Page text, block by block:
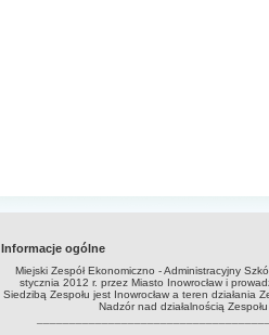
Informacje ogólne
Miejski Zespół Ekonomiczno - Administracyjny
stycznia 2012 r. przez Miasto Inowrocław i
Siedzibą Zespołu jest Inowrocław a teren działania
Nadzór nad działalnością